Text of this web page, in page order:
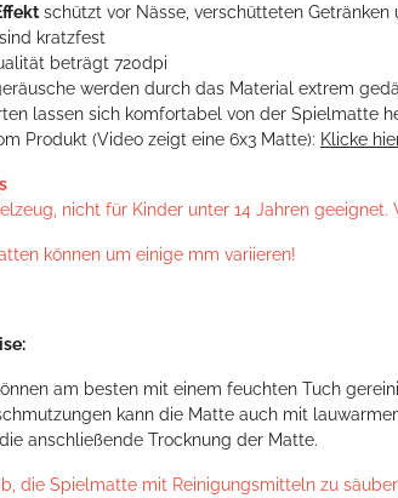
schützt vor Nässe, verschütteten
kratzfest
beträgt 720dpi
werden durch das Material extrem
lassen sich komfortabel von der Spielmatte
Produkt (Video zeigt eine 6x3 Matte): Klicke
nicht für Kinder unter 14 Jahren geeignet.
können um einige mm variieren!
am besten mit einem feuchten Tuch
kann die Matte auch mit
anschließende Trocknung der Matte.
die Spielmatte mit Reinigungsmitteln zu